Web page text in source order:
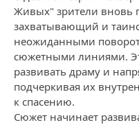
Живых" зрители вновь
захватывающий и
неожиданными
сюжетными линиями.
развивать драму и
подчеркивая их
к спасению.
Сюжет начинает